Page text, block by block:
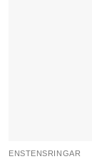
ENSTENSRINGAR